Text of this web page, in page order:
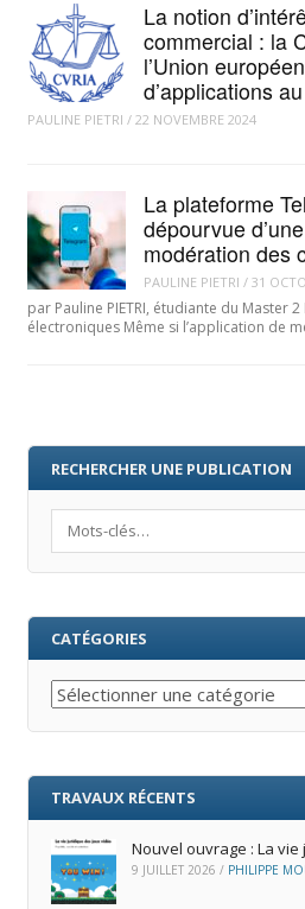
La notion
commercial : la
l’Union
d’applications
PAULINE PIETRI / 22 NOVEMBRE 2024
La plateforme
dépourvue
modération des
PAULINE PIETRI / 31
par Pauline PIETRI, étudiante du Master
électroniques Même si l’application de
RECHERCHER UNE PUBLICATION
CATÉGORIES
Catégories
TRAVAUX RÉCENTS
Nouvel ouvrage : La
9 JUILLET 2026 / PHILIPPE